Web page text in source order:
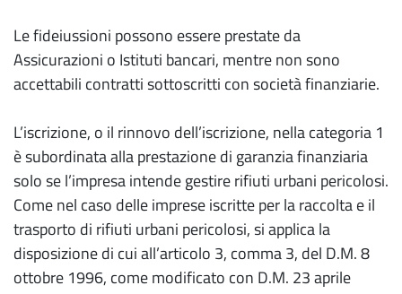
Le fideiussioni possono essere prestate da
Assicurazioni o Istituti bancari, mentre non sono
accettabili contratti sottoscritti con società finanziarie.
L’iscrizione, o il rinnovo dell’iscrizione, nella categoria 1
è subordinata alla prestazione di garanzia finanziaria
solo se l’impresa intende gestire rifiuti urbani pericolosi.
Come nel caso delle imprese iscritte per la raccolta e il
trasporto di rifiuti urbani pericolosi, si applica la
disposizione di cui all’articolo 3, comma 3, del D.M. 8
ottobre 1996, come modificato con D.M. 23 aprile